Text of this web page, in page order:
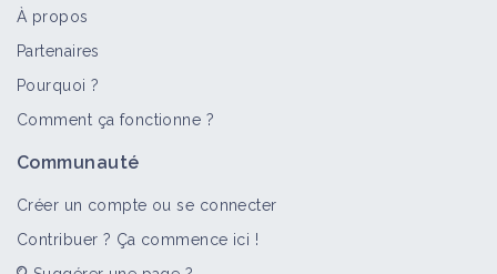
À propos
Partenaires
Pourquoi ?
Comment ça fonctionne ?
Communauté
Créer un compte ou se connecter
Contribuer ? Ça commence ici !